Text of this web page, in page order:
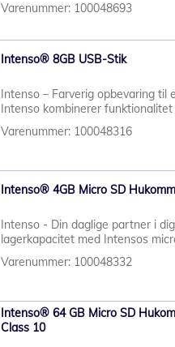
Varenummer: 100048693
Intenso® 8GB USB-Stik
Intenso – Farverig opbevaring til
Intenso kombinerer funktionalitet
Varenummer: 100048316
Intenso® 4GB Micro SD
Intenso - Din daglige partner i
lagerkapacitet med Intensos
Varenummer: 100048332
Intenso® 64 GB Micro SD
Class 10